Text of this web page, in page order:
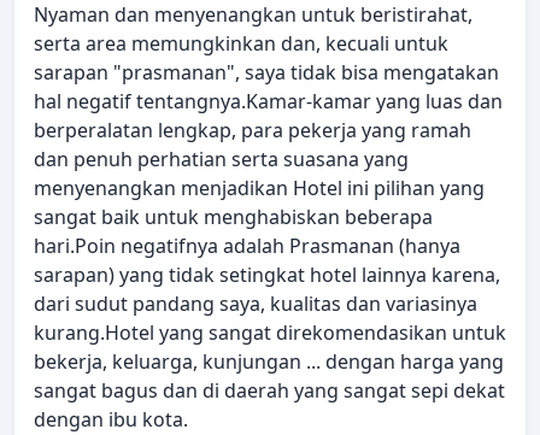
Nyaman dan menyenangkan untuk beristirahat,
serta area memungkinkan dan, kecuali untuk
sarapan "prasmanan", saya tidak bisa mengatakan
hal negatif tentangnya.Kamar-kamar yang luas dan
berperalatan lengkap, para pekerja yang ramah
dan penuh perhatian serta suasana yang
menyenangkan menjadikan Hotel ini pilihan yang
sangat baik untuk menghabiskan beberapa
hari.Poin negatifnya adalah Prasmanan (hanya
sarapan) yang tidak setingkat hotel lainnya karena,
dari sudut pandang saya, kualitas dan variasinya
kurang.Hotel yang sangat direkomendasikan untuk
bekerja, keluarga, kunjungan ... dengan harga yang
sangat bagus dan di daerah yang sangat sepi dekat
dengan ibu kota.